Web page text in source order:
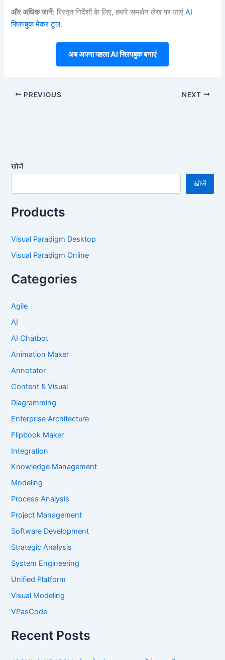
और अधिक जानें: विस्तृत निर्देशों के लिए, हमारे समर्थन लेख पर जाएंAI
फ्लिपबुक मेकर टूल.
अब अपना पहला AI फ्लिपबुक बनाएं
PREVIOUS NEXT
खोजें
खोजें
Products
Visual Paradigm Desktop
Visual Paradigm Online
Categories
Agile
AI
AI Chatbot
Animation Maker
Annotator
Content & Visual
Diagramming
Enterprise Architecture
Flipbook Maker
Integration
Knowledge Management
Modeling
Process Analysis
Project Management
Software Development
Strategic Analysis
System Engineering
Unified Platform
Visual Modeling
VPasCode
Recent Posts